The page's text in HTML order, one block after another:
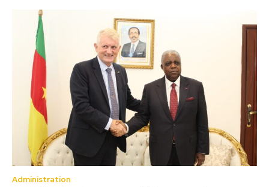
Administration